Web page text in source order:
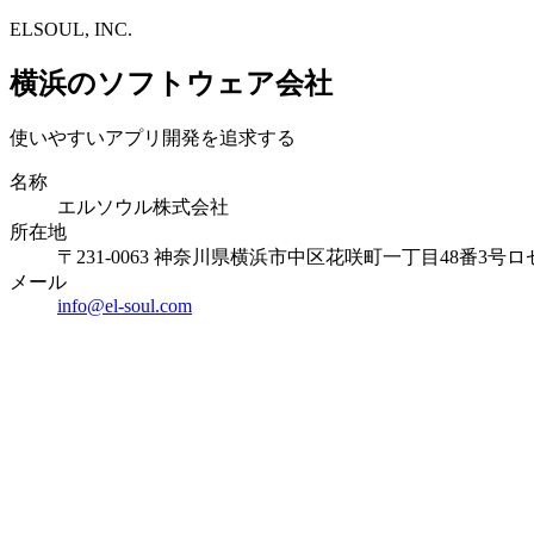
ELSOUL, INC.
横浜のソフトウェア会社
使いやすいアプリ開発を追求する
名称
エルソウル株式会社
所在地
〒231-0063 神奈川県横浜市中区花咲町一丁目48番3号ロ
メール
info@el-soul.com